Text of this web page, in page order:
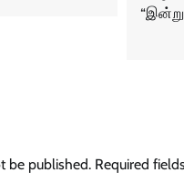
be published. Required